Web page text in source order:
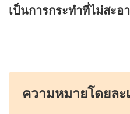
เป็นการกระทำที่ไม่สะอ
ความหมายโดยละ